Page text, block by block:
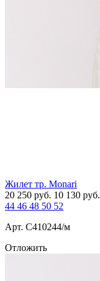
Жилет тр. Monari
20 250 руб. 10 130 руб.
44 46 48 50 52
Арт. С410244/м
Отложить